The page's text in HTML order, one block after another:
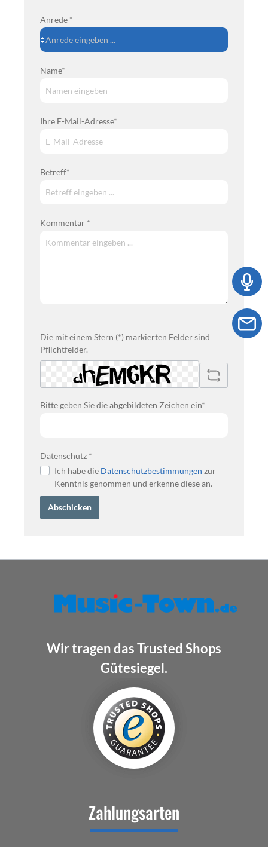
Anrede *
Name*
Ihre E-Mail-Adresse*
Betreff*
Kommentar *
Die mit einem Stern (*) markierten Felder sind
Pflichtfelder.
Bitte geben Sie die abgebildeten Zeichen ein*
Datenschutz *
Ich habe die Datenschutzbestimmungen zur
Kenntnis genommen und erkenne diese an.
Abschicken
Wir tragen das Trusted Shops
Gütesiegel.
Zahlungsarten